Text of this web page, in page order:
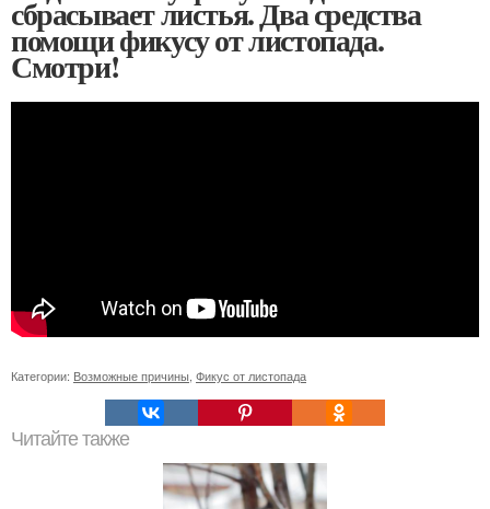
сбрасывает листья. Два средства
помощи фикусу от листопада.
Смотри!
Категории: Возможные причины Фикус от листопада
Читайте также